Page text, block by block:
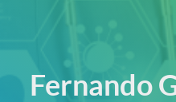
Fernando